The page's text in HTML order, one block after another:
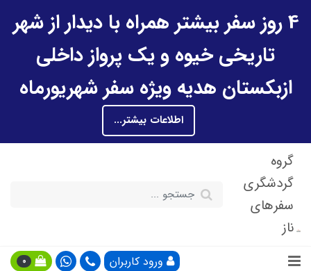
4 روز سفر بیشتر همراه با دیدار از شهر
تاریخی خیوه و یک پرواز داخلی
ازبکستان هدیه ویژه سفر شهریورماه
اطلاعات بیشتر...
گروه
گردشگری
سفرهای
ناز
ورود کاربران 0